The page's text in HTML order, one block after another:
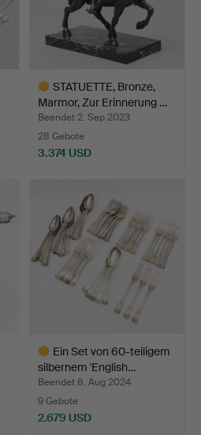
STATUETTE, Bronze,
Marmor, Zur Erinnerung …
Beendet 2. Sep 2023
28 Gebote
3.374 USD
Ein Set von 60-teiligem
silbernem 'English…
Beendet 8. Aug 2024
9 Gebote
2.679 USD